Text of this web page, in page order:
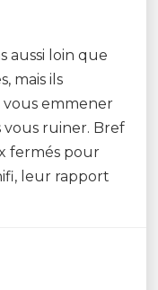
aussi loin que
mais ils
vous emmener
vous ruiner. Bref
fermés pour
leur rapport